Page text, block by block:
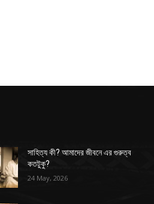
সাহিত্য কী? আমাদের জীবনে এর গুরুত্ব
কতটুকু?
24 May, 2026